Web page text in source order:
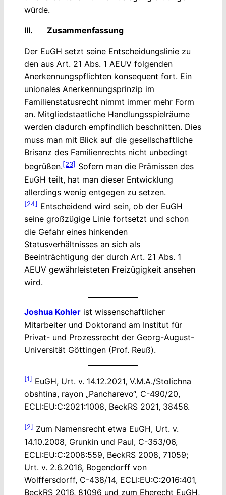
würde.
III. Zusammenfassung
Der EuGH setzt seine Entscheidungslinie zu
den aus Art. 21 Abs. 1 AEUV folgenden
Anerkennungspflichten konsequent fort. Ein
unionales Anerkennungsprinzip im
Familienstatusrecht nimmt immer mehr Form
an. Mitgliedstaatliche Handlungsspielräume
werden dadurch empfindlich beschnitten. Dies
muss man mit Blick auf die gesellschaftliche
Brisanz des Familienrechts nicht unbedingt
begrüßen.[23] Sofern man die Prämissen des
EuGH teilt, hat man dieser Entwicklung
allerdings wenig entgegen zu setzen.
[24] Entscheidend wird sein, ob der EuGH
seine großzügige Linie fortsetzt und schon
die Gefahr eines hinkenden
Statusverhältnisses an sich als
Beeinträchtigung der durch Art. 21 Abs. 1
AEUV gewährleisteten Freizügigkeit ansehen
wird.
Joshua Kohler ist wissenschaftlicher
Mitarbeiter und Doktorand am Institut für
Privat- und Prozessrecht der Georg-August-
Universität Göttingen (Prof. Reuß).
[1] EuGH, Urt. v. 14.12.2021, V.M.A./Stolichna
obshtina, rayon „Pancharevo“, C-490/20,
ECLI:EU:C:2021:1008, BeckRS 2021, 38456.
[2] Zum Namensrecht etwa EuGH, Urt. v.
14.10.2008, Grunkin und Paul, C-353/06,
ECLI:EU:C:2008:559, BeckRS 2008, 71059;
Urt. v. 2.6.2016, Bogendorff von
Wolffersdorff, C-438/14, ECLI:EU:C:2016:401,
BeckRS 2016, 81096 und zum Eherecht EuGH,